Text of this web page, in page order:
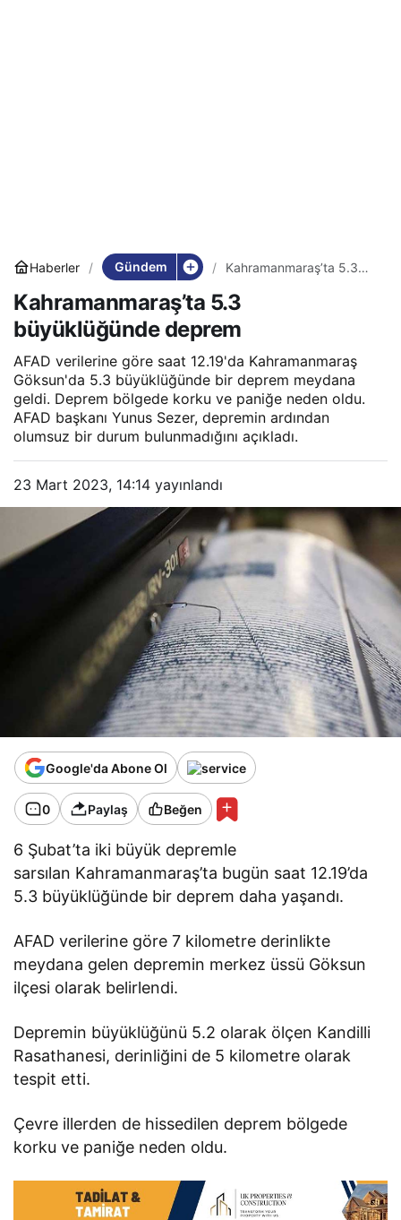
Haberler Gündem
Kahramanmaraş’ta 5.3
Kahramanmaraş’ta 5.3
büyüklüğünde deprem
AFAD verilerine göre saat 12.19'da Kahramanmaraş
Göksun'da 5.3 büyüklüğünde bir deprem meydana
geldi. Deprem bölgede korku ve paniğe neden oldu.
AFAD başkanı Yunus Sezer, depremin ardından
olumsuz bir durum bulunmadığını açıkladı.
23 Mart 2023, 14:14 yayınlandı
Google'da Abone Ol
0 Paylaş Beğen
6 Şubat’ta iki büyük depremle
sarsılan Kahramanmaraş’ta bugün saat 12.19’da
5.3 büyüklüğünde bir deprem daha yaşandı.
AFAD verilerine göre 7 kilometre derinlikte
meydana gelen depremin merkez üssü Göksun
ilçesi olarak belirlendi.
Depremin büyüklüğünü 5.2 olarak ölçen Kandilli
Rasathanesi, derinliğini de 5 kilometre olarak
tespit etti.
Çevre illerden de hissedilen deprem bölgede
korku ve paniğe neden oldu.